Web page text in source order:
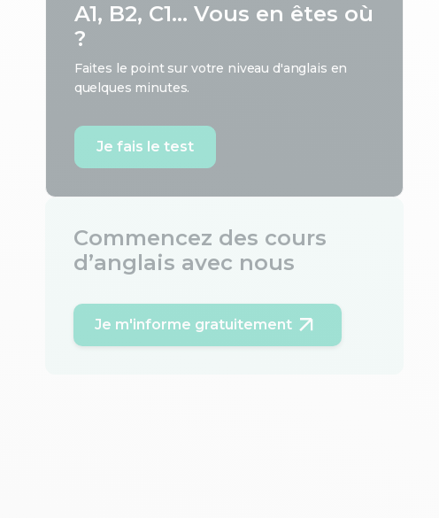
A1, B2, C1... Vous en êtes où
?
Faites le point sur votre niveau d'anglais en
quelques minutes.
Je fais le test
Commencez des cours
d’anglais avec nous
Je m'informe gratuitement